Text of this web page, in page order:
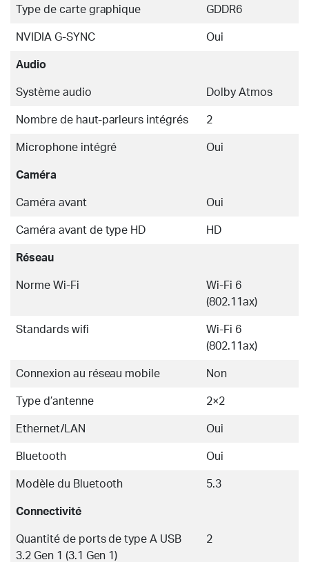
Type de carte graphique GDDR6
NVIDIA G-SYNC Oui
Audio
Système audio Dolby Atmos
Nombre de haut-parleurs intégrés 2
Microphone intégré Oui
Caméra
Caméra avant Oui
Caméra avant de type HD HD
Réseau
Norme Wi-Fi
Wi-Fi 6
(802.11ax)
Standards wifi
Wi-Fi 6
(802.11ax)
Connexion au réseau mobile Non
Type d’antenne 2×2
Ethernet/LAN Oui
Bluetooth Oui
Modèle du Bluetooth 5.3
Connectivité
Quantité de ports de type A USB
3.2 Gen 1 (3.1 Gen 1)
2